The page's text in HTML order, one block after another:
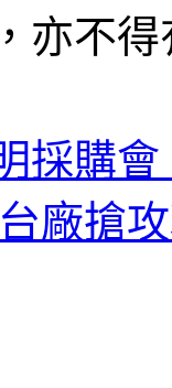
亦不
採購
廠搶